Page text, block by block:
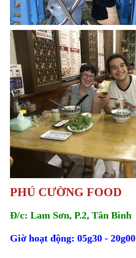
PHÚ CƯỜNG FOOD
Đ/c: Lam Sơn, P.2, Tân Bình
Giờ hoạt động: 05g30 - 20g00